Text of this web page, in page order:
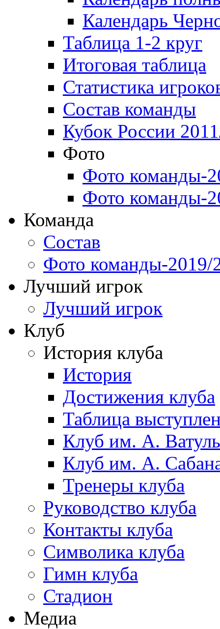
Календарь
Таблица 1-2 круг
Итоговая таблица
Статистика
Состав команды
Кубок России
Фото
Фото команды-
Фото команды-
Команда
Состав
Фото команды-2019/
Лучший игрок
Лучший игрок
Клуб
История клуба
История
Достижения клуба
Таблица
Клуб им. А.
Клуб им. А.
Тренеры клуба
Руководство клуба
Контакты клуба
Символика клуба
Гимн клуба
Стадион
Медиа